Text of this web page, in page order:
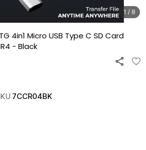
1 / 8
4in1 Micro USB Type C SD Card
- Black
7CCR04BK